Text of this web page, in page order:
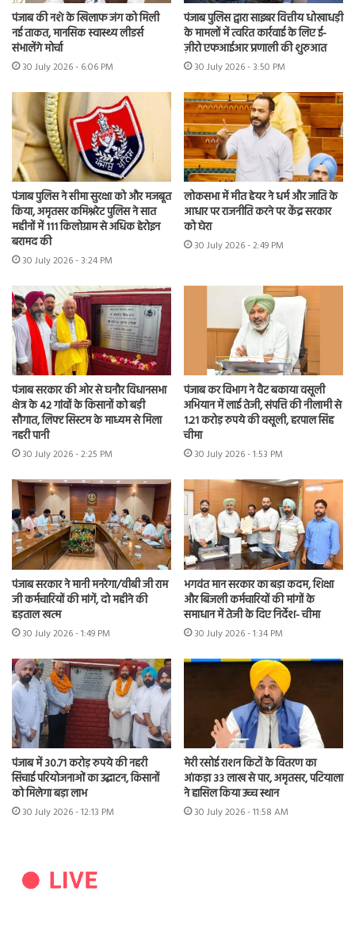
पंजाब की नशे के खिलाफ जंग को मिली
नई ताकत, मानसिक स्वास्थ्य लीडर्स
संभालेंगे मोर्चा
30 July 2026 - 6:06 PM
पंजाब पुलिस द्वारा साइबर वित्तीय धोखाधड़ी
के मामलों में त्वरित कार्रवाई के लिए ई-
ज़ीरो एफआईआर प्रणाली की शुरुआत
30 July 2026 - 3:50 PM
पंजाब पुलिस ने सीमा सुरक्षा को और मजबूत
किया, अमृतसर कमिश्नरेट पुलिस ने सात
महीनों में 111 किलोग्राम से अधिक हेरोइन
बरामद की
30 July 2026 - 3:24 PM
लोकसभा में मीत हेयर ने धर्म और जाति के
आधार पर राजनीति करने पर केंद्र सरकार
को घेरा
30 July 2026 - 2:49 PM
पंजाब सरकार की ओर से घनौर विधानसभा
क्षेत्र के 42 गांवों के किसानों को बड़ी
सौगात, लिफ्ट सिस्टम के माध्यम से मिला
नहरी पानी
30 July 2026 - 2:25 PM
पंजाब कर विभाग ने वैट बकाया वसूली
अभियान में लाई तेजी, संपत्ति की नीलामी से
1.21 करोड़ रुपये की वसूली, हरपाल सिंह
चीमा
30 July 2026 - 1:53 PM
पंजाब सरकार ने मानी मनरेगा/वीबी जी राम
जी कर्मचारियों की मांगें, दो महीने की
हड़ताल खत्म
30 July 2026 - 1:49 PM
भगवंत मान सरकार का बड़ा कदम, शिक्षा
और बिजली कर्मचारियों की मांगों के
समाधान में तेजी के दिए निर्देश- चीमा
30 July 2026 - 1:34 PM
पंजाब में 30.71 करोड़ रुपये की नहरी
सिंचाई परियोजनाओं का उद्घाटन, किसानों
को मिलेगा बड़ा लाभ
30 July 2026 - 12:13 PM
मेरी रसोई राशन किटों के वितरण का
आंकड़ा 33 लाख से पार, अमृतसर, पटियाला
ने हासिल किया उच्च स्थान
30 July 2026 - 11:58 AM